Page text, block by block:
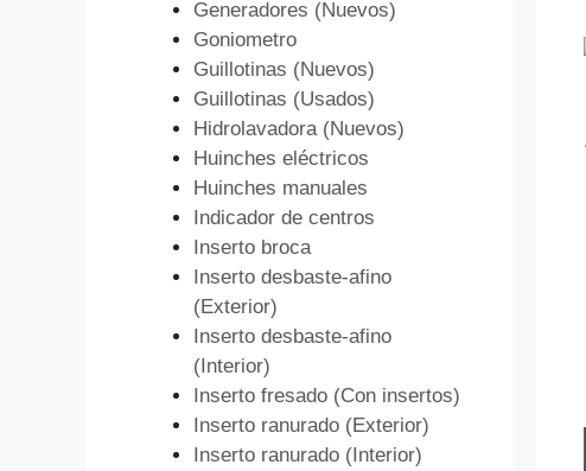
Generadores (Nuevos)
Goniometro
Guillotinas (Nuevos)
Guillotinas (Usados)
Hidrolavadora (Nuevos)
Huinches eléctricos
Huinches manuales
Indicador de centros
Inserto broca
Inserto desbaste-afino
(Exterior)
Inserto desbaste-afino
(Interior)
Inserto fresado (Con insertos)
Inserto ranurado (Exterior)
Inserto ranurado (Interior)